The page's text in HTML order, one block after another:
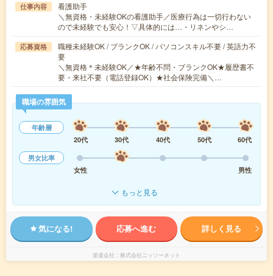
仕事内容
看護助手
＼無資格・未経験OKの看護助手／医療行為は一切行わない
ので未経験でも安心！▽具体的には…・リネンやシ…
応募資格
職種未経験OK / ブランクOK / パソコンスキル不要 / 英語力不
要
＼無資格＊未経験OK／★年齢不問・ブランクOK★履歴書不
要・来社不要（電話登録OK）★社会保険完備＼…
職場の雰囲気
年齢層
20代
30代 40代 50代
60代
男女比率
女性
男性
もっと見る
気になる! 応募へ進む 詳しく見る
派遣会社 株式会社ニッソーネット